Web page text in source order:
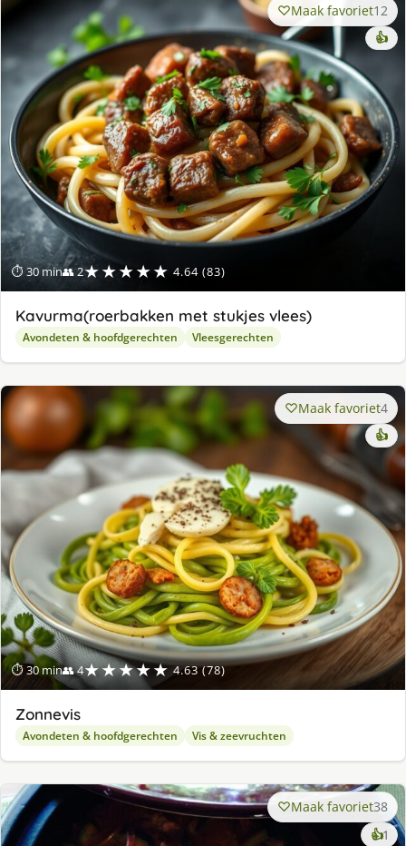
⏱ 30 min👥 2★★★★★ 4.64 (83)
Maak favoriet12
👍
Kavurma(roerbakken met stukjes vlees)
Avondeten & hoofdgerechten Vleesgerechten
⏱ 30 min👥 4★★★★★ 4.63 (78)
Maak favoriet4
👍
Zonnevis
Avondeten & hoofdgerechten Vis & zeevruchten
Maak favoriet38
👍1